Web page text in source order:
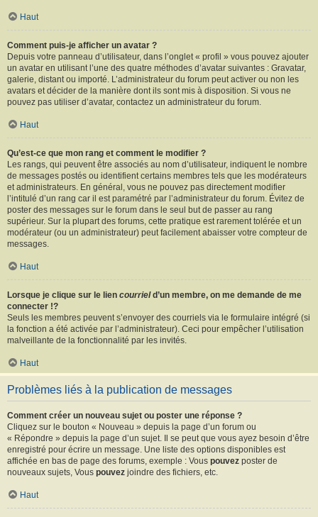
Haut
Comment puis-je afficher un avatar ?
Depuis votre panneau d’utilisateur, dans l’onglet « profil » vous pouvez ajouter
un avatar en utilisant l’une des quatre méthodes d’avatar suivantes : Gravatar,
galerie, distant ou importé. L’administrateur du forum peut activer ou non les
avatars et décider de la manière dont ils sont mis à disposition. Si vous ne
pouvez pas utiliser d’avatar, contactez un administrateur du forum.
Haut
Qu’est-ce que mon rang et comment le modifier ?
Les rangs, qui peuvent être associés au nom d’utilisateur, indiquent le nombre
de messages postés ou identifient certains membres tels que les modérateurs
et administrateurs. En général, vous ne pouvez pas directement modifier
l’intitulé d’un rang car il est paramétré par l’administrateur du forum. Évitez de
poster des messages sur le forum dans le seul but de passer au rang
supérieur. Sur la plupart des forums, cette pratique est rarement tolérée et un
modérateur (ou un administrateur) peut facilement abaisser votre compteur de
messages.
Haut
Lorsque je clique sur le lien courrield’un membre, on me demande de me
connecter !?
Seuls les membres peuvent s’envoyer des courriels via le formulaire intégré (si
la fonction a été activée par l’administrateur). Ceci pour empêcher l’utilisation
malveillante de la fonctionnalité par les invités.
Haut
Problèmes liés à la publication de messages
Comment créer un nouveau sujet ou poster une réponse ?
Cliquez sur le bouton « Nouveau » depuis la page d’un forum ou
« Répondre » depuis la page d’un sujet. Il se peut que vous ayez besoin d’être
enregistré pour écrire un message. Une liste des options disponibles est
affichée en bas de page des forums, exemple : Vous pouvez poster de
nouveaux sujets, Vous pouvez joindre des fichiers, etc.
Haut